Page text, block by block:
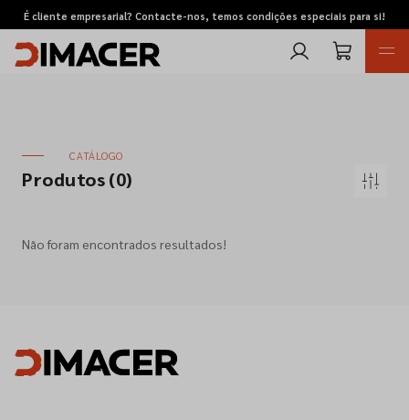
É cliente empresarial? Contacte-nos, temos condições especiais para si!
Retomas
CATÁLOGO
Produtos(0)
Não foram encontrados resultados!